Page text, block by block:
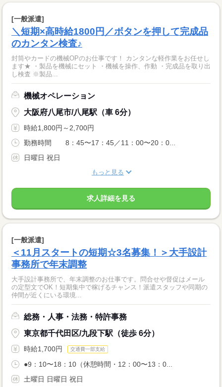
[一般派遣]
＼短期×高時給1800円／ボタンを押して完成品
のカンタン検査♪
封筒やカードの機械OPのお仕事です！ カンタンな軽作業をお任せし
ます★ ・製品を機械にセット ・機械を操作、作動 ・完成品を取り出
し検査 ※製品...
機械オペレーション
大阪府八尾市/八尾駅（車 6分）
時給1,800円～2,700円
勤務時間 8：45〜17：45／11：00〜20：0...
日曜日 祝日
もっと見る
求人詳細を見る
[一般派遣]
＜11月スタートの短期☆3名募集！＞大手設計
事務所で年末調整
大手設計事務所で、年末調整のお仕事です。問合せや督促はメール
の定型文でOK！短期集中で稼げるチャンス！派遣スタッフや同期の
仲間が近くにいる環境...
総務・人事・法務・特許事務
東京都千代田区/九段下駅（徒歩 6分）
時給1,700円 交通費一部支給
●9：10〜18：10（休憩時間・12：00〜13：0...
土曜日 日曜日 祝日